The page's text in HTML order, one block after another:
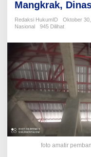
Mangkrak,
Redaksi HukumID
Oktober
Nasional
945 Dilihat
foto amatir